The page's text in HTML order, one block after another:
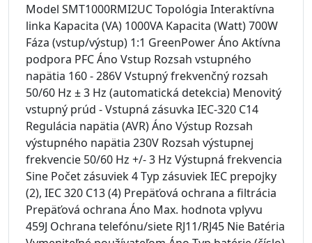
Model SMT1000RMI2UC Topológia Interaktívna
linka Kapacita (VA) 1000VA Kapacita (Watt) 700W
Fáza (vstup/výstup) 1:1 GreenPower Áno Aktívna
podpora PFC Áno Vstup Rozsah vstupného
napätia 160 - 286V Vstupný frekvenčný rozsah
50/60 Hz ± 3 Hz (automatická detekcia) Menovitý
vstupný prúd - Vstupná zásuvka IEC-320 C14
Regulácia napätia (AVR) Áno Výstup Rozsah
výstupného napätia 230V Rozsah výstupnej
frekvencie 50/60 Hz +/- 3 Hz Výstupná frekvencia
Sine Počet zásuviek 4 Typ zásuviek IEC prepojky
(2), IEC 320 C13 (4) Prepäťová ochrana a filtrácia
Prepäťová ochrana Áno Max. hodnota vplyvu
459J Ochrana telefónu/siete RJ11/RJ45 Nie Batéria